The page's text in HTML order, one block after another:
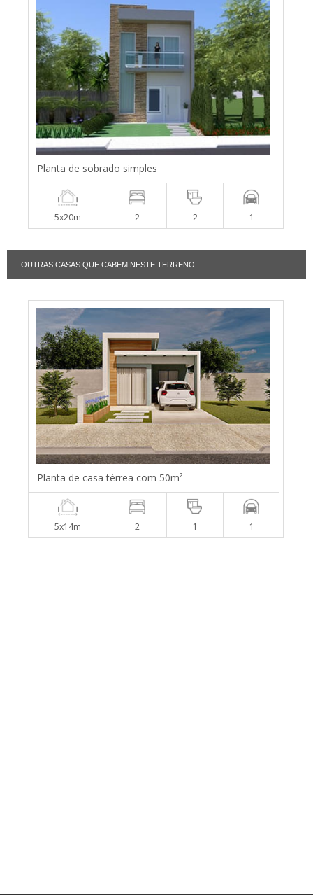
Planta de sobrado simples
5x20m 2 2 1
OUTRAS CASAS QUE CABEM NESTE TERRENO
Planta de casa térrea com 50m²
5x14m 2 1 1